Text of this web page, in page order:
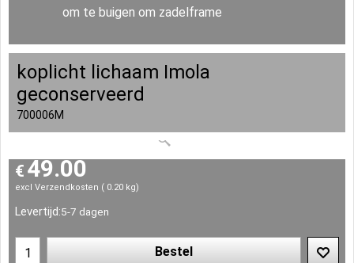
om te buigen om zadelframe
koplicht lichaam Imola
geconserveerd
700006M
€49.00
excl Verzendkosten 0.20 kg
Levertijd:5-7 dagen
Bestel